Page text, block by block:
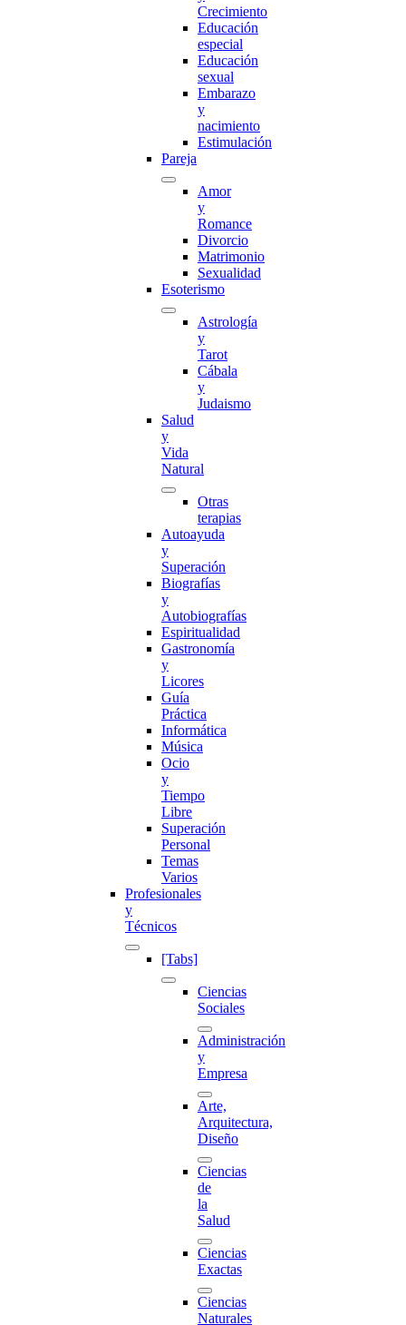
Crecimiento
Educación
especial
Educación
sexual
Embarazo
y
nacimiento
Estimulación
Pareja
Amor
y
Romance
Divorcio
Matrimonio
Sexualidad
Esoterismo
Astrología
y
Tarot
Cábala
y
Judaismo
Salud
y
Vida
Natural
Otras
terapias
Autoayuda
y
Superación
Biografías
y
Autobiografías
Espiritualidad
Gastronomía
y
Licores
Guía
Práctica
Informática
Música
Ocio
y
Tiempo
Libre
Superación
Personal
Temas
Varios
Profesionales
y
Técnicos
[Tabs]
Ciencias
Sociales
Administración
y
Empresa
Arte,
Arquitectura,
Diseño
Ciencias
de
la
Salud
Ciencias
Exactas
Ciencias
Naturales